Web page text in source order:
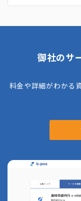
スタッフ配
を実現して
西に分散し
の細やかな
て提供して
御社のサ
料金や詳細がわかる